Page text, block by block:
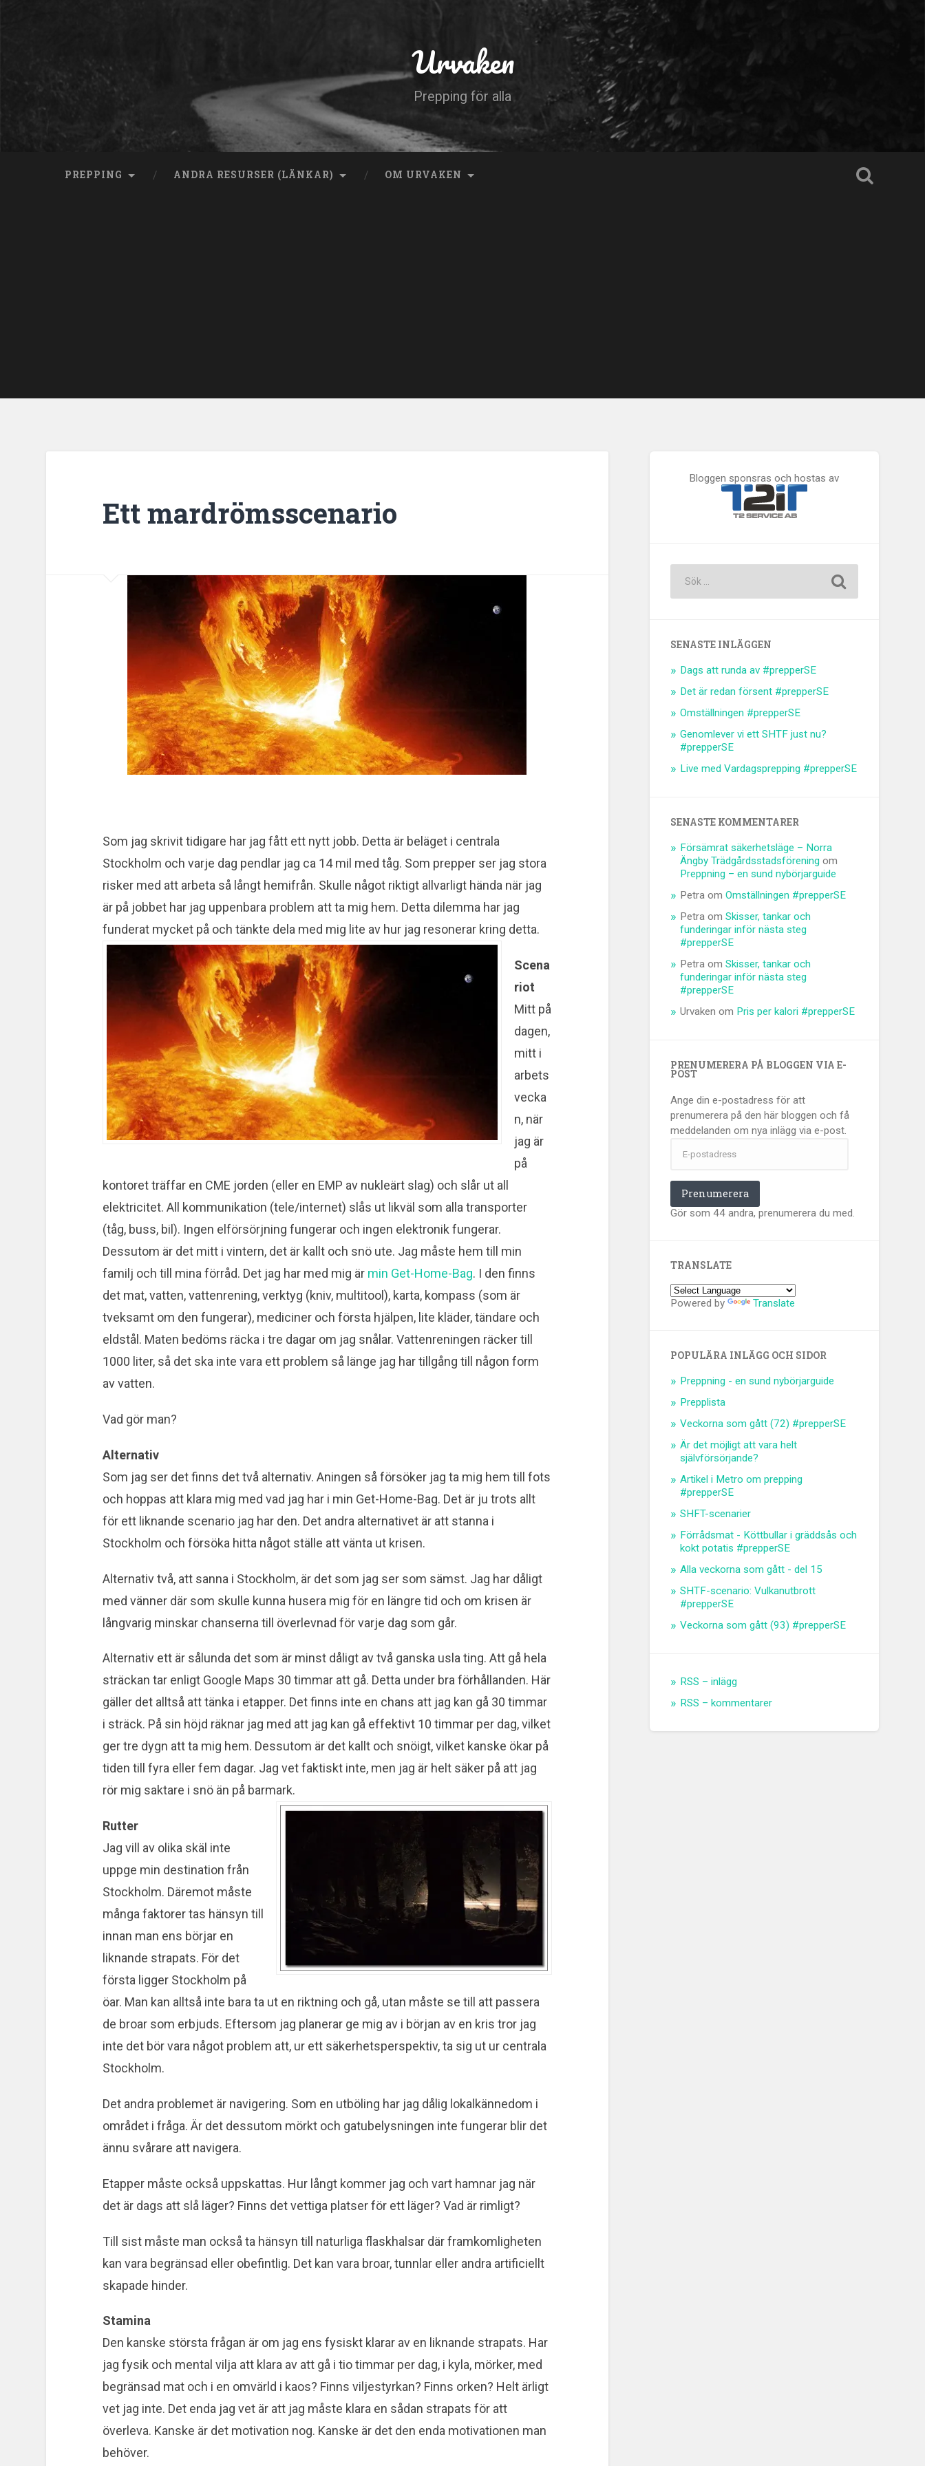
Urvaken
Prepping för alla
PREPPING ANDRA RESURSER (LÄNKAR) OM URVAKEN
Ett mardrömsscenario
Som jag skrivit tidigare har jag fått ett nytt jobb. Detta är beläget i centrala
Stockholm och varje dag pendlar jag ca 14 mil med tåg. Som prepper ser jag stora
risker med att arbeta så långt hemifrån. Skulle något riktigt allvarligt hända när jag
är på jobbet har jag uppenbara problem att ta mig hem. Detta dilemma har jag
funderat mycket på och tänkte dela med mig lite av hur jag resonerar kring detta.
Scena
riot
Mitt på
dagen,
mitt i
arbets
vecka
n, när
jag är
på
kontoret träffar en CME jorden (eller en EMP av nukleärt slag) och slår ut all
elektricitet. All kommunikation (tele/internet) slås ut likväl som alla transporter
(tåg, buss, bil). Ingen elförsörjning fungerar och ingen elektronik fungerar.
Dessutom är det mitt i vintern, det är kallt och snö ute. Jag måste hem till min
familj och till mina förråd. Det jag har med mig är min Get-Home-Bag. I den finns
det mat, vatten, vattenrening, verktyg (kniv, multitool), karta, kompass (som är
tveksamt om den fungerar), mediciner och första hjälpen, lite kläder, tändare och
eldstål. Maten bedöms räcka i tre dagar om jag snålar. Vattenreningen räcker till
1000 liter, så det ska inte vara ett problem så länge jag har tillgång till någon form
av vatten.
Vad gör man?
Alternativ
Som jag ser det finns det två alternativ. Aningen så försöker jag ta mig hem till fots
och hoppas att klara mig med vad jag har i min Get-Home-Bag. Det är ju trots allt
för ett liknande scenario jag har den. Det andra alternativet är att stanna i
Stockholm och försöka hitta något ställe att vänta ut krisen.
Alternativ två, att sanna i Stockholm, är det som jag ser som sämst. Jag har dåligt
med vänner där som skulle kunna husera mig för en längre tid och om krisen är
långvarig minskar chanserna till överlevnad för varje dag som går.
Alternativ ett är sålunda det som är minst dåligt av två ganska usla ting. Att gå hela
sträckan tar enligt Google Maps 30 timmar att gå. Detta under bra förhållanden. Här
gäller det alltså att tänka i etapper. Det finns inte en chans att jag kan gå 30 timmar
i sträck. På sin höjd räknar jag med att jag kan gå effektivt 10 timmar per dag, vilket
ger tre dygn att ta mig hem. Dessutom är det kallt och snöigt, vilket kanske ökar på
tiden till fyra eller fem dagar. Jag vet faktiskt inte, men jag är helt säker på att jag
rör mig saktare i snö än på barmark.
Rutter
Jag vill av olika skäl inte
uppge min destination från
Stockholm. Däremot måste
många faktorer tas hänsyn till
innan man ens börjar en
liknande strapats. För det
första ligger Stockholm på
öar. Man kan alltså inte bara ta ut en riktning och gå, utan måste se till att passera
de broar som erbjuds. Eftersom jag planerar ge mig av i början av en kris tror jag
inte det bör vara något problem att, ur ett säkerhetsperspektiv, ta sig ut ur centrala
Stockholm.
Det andra problemet är navigering. Som en utböling har jag dålig lokalkännedom i
området i fråga. Är det dessutom mörkt och gatubelysningen inte fungerar blir det
ännu svårare att navigera.
Etapper måste också uppskattas. Hur långt kommer jag och vart hamnar jag när
det är dags att slå läger? Finns det vettiga platser för ett läger? Vad är rimligt?
Till sist måste man också ta hänsyn till naturliga flaskhalsar där framkomligheten
kan vara begränsad eller obefintlig. Det kan vara broar, tunnlar eller andra artificiellt
skapade hinder.
Stamina
Den kanske största frågan är om jag ens fysiskt klarar av en liknande strapats. Har
jag fysik och mental vilja att klara av att gå i tio timmar per dag, i kyla, mörker, med
begränsad mat och i en omvärld i kaos? Finns viljestyrkan? Finns orken? Helt ärligt
vet jag inte. Det enda jag vet är att jag måste klara en sådan strapats för att
överleva. Kanske är det motivation nog. Kanske är det den enda motivationen man
behöver.
Bloggen sponsras och hostas av
SENASTE INLÄGGEN
Dags att runda av #prepperSE
Det är redan försent #prepperSE
Omställningen #prepperSE
Genomlever vi ett SHTF just nu?
#prepperSE
Live med Vardagsprepping #prepperSE
SENASTE KOMMENTARER
Försämrat säkerhetsläge – Norra
Ängby Trädgårdsstadsförening om
Preppning – en sund nybörjarguide
Petra omOmställningen #prepperSE
Petra omSkisser, tankar och
funderingar inför nästa steg
#prepperSE
Petra omSkisser, tankar och
funderingar inför nästa steg
#prepperSE
Urvaken om Pris per kalori #prepperSE
PRENUMERERA PÅ BLOGGEN VIA E-
POST
Ange din e-postadress för att
prenumerera på den här bloggen och få
meddelanden om nya inlägg via e-post.
postadress
Prenumerera
Gör som 44 andra, prenumerera du med.
TRANSLATE
Powered by Translate
POPULÄRA INLÄGG OCH SIDOR
Preppning - en sund nybörjarguide
Prepplista
Veckorna som gått (72) #prepperSE
Är det möjligt att vara helt
självförsörjande?
Artikel i Metro om prepping
#prepperSE
SHFT-scenarier
Förrådsmat - Köttbullar i gräddsås och
kokt potatis #prepperSE
Alla veckorna som gått - del 15
SHTF-scenario: Vulkanutbrott
#prepperSE
Veckorna som gått (93) #prepperSE
RSS – inlägg
RSS – kommentarer